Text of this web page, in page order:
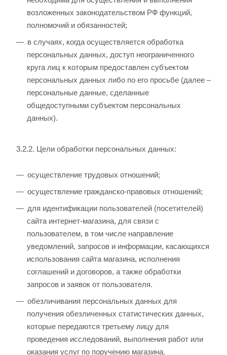
возложенных законодательством РФ функций,
полномочий и обязанностей;
в случаях, когда осуществляется обработка
персональных данных, доступ неограниченного
круга лиц к которым предоставлен субъектом
персональных данных либо по его просьбе (далее –
персональные данные, сделанные
общедоступными субъектом персональных
данных).
3.2.2. Цели обработки персональных данных:
осуществление трудовых отношений;
осуществление гражданско-правовых отношений;
для идентификации пользователей (посетителей)
сайта интернет-магазина, для связи с
пользователем, в том числе направление
уведомлений, запросов и информации, касающихся
использования сайта магазина, исполнения
соглашений и договоров, а также обработки
запросов и заявок от пользователя.
обезличивания персональных данных для
получения обезличенных статистических данных,
которые передаются третьему лицу для
проведения исследований, выполнения работ или
оказания услуг по поручению магазина.